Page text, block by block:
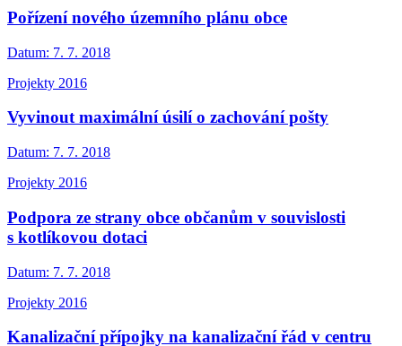
Pořízení nového územního plánu obce
Datum: 7. 7. 2018
Projekty 2016
Vyvinout maximální úsilí o zachování pošty
Datum: 7. 7. 2018
Projekty 2016
Podpora ze strany obce občanům v souvislosti
s kotlíkovou dotaci
Datum: 7. 7. 2018
Projekty 2016
Kanalizační přípojky na kanalizační řád v centru